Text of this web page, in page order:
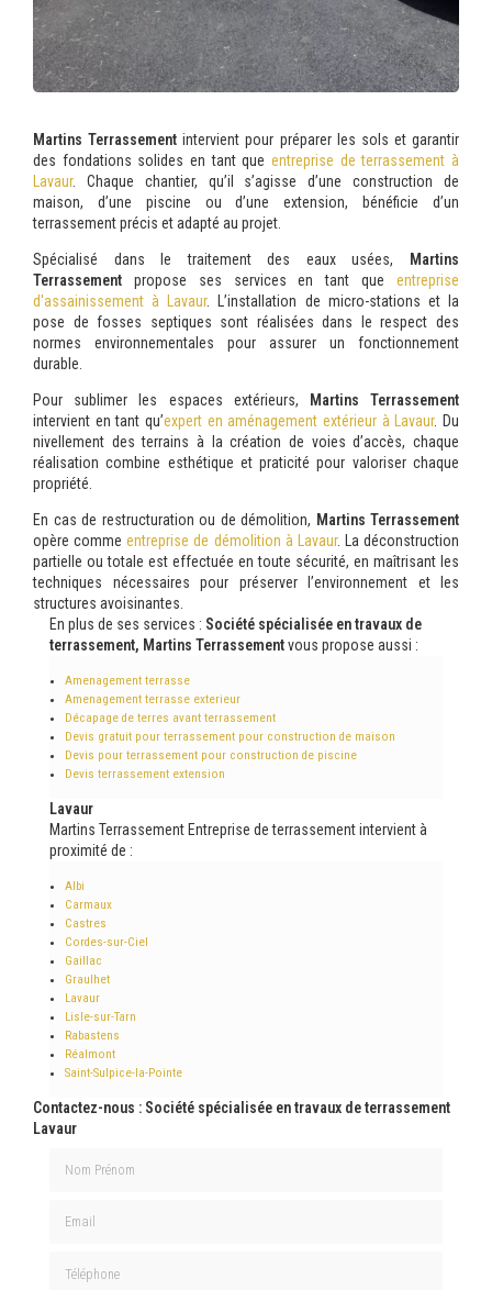
Martins Terrassement intervient pour préparer les sols et garantir
des fondations solides en tant que entreprise de terrassement à
Lavaur. Chaque chantier, qu’il s’agisse d’une construction de
maison, d’une piscine ou d’une extension, bénéficie d’un
terrassement précis et adapté au projet.
Spécialisé dans le traitement des eaux usées, Martins
Terrassement propose ses services en tant que entreprise
d'assainissement à Lavaur. L’installation de micro-stations et la
pose de fosses septiques sont réalisées dans le respect des
normes environnementales pour assurer un fonctionnement
durable.
Pour sublimer les espaces extérieurs, Martins Terrassement
intervient en tant qu’expert en aménagement extérieur à Lavaur. Du
nivellement des terrains à la création de voies d’accès, chaque
réalisation combine esthétique et praticité pour valoriser chaque
propriété.
En cas de restructuration ou de démolition, Martins Terrassement
opère commeentreprise de démolition à Lavaur. La déconstruction
partielle ou totale est effectuée en toute sécurité, en maîtrisant les
techniques nécessaires pour préserver l’environnement et les
structures avoisinantes.
En plus de ses services : Société spécialisée en travaux de
terrassement, Martins Terrassementvous propose aussi :
Amenagement terrasse
Amenagement terrasse exterieur
Décapage de terres avant terrassement
Devis gratuit pour terrassement pour construction de maison
Devis pour terrassement pour construction de piscine
Devis terrassement extension
Lavaur
Martins Terrassement Entreprise de terrassement intervient à
proximité de :
Albi
Carmaux
Castres
Cordes-sur-Ciel
Gaillac
Graulhet
Lavaur
Lisle-sur-Tarn
Rabastens
Réalmont
Saint-Sulpice-la-Pointe
Contactez-nous : Société spécialisée en travaux de terrassement
Lavaur